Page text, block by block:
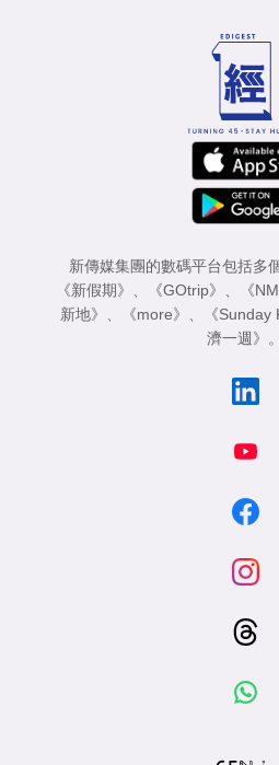
新傳媒集團的數碼平台包括多
《新假期》 、 《GOtrip》 、 《
新地》 、 《more》 、 《Sunday
濟一週》 。